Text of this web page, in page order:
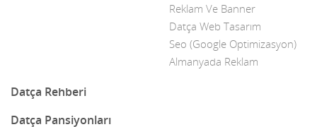
Dekorasyon
Demir Doğrama
Reklam Ve Banner
Datça Web Tasarım
Seo (Google Optimizasyon)
Almanyada Reklam
Datça Rehberi
Datça Pansiyonları